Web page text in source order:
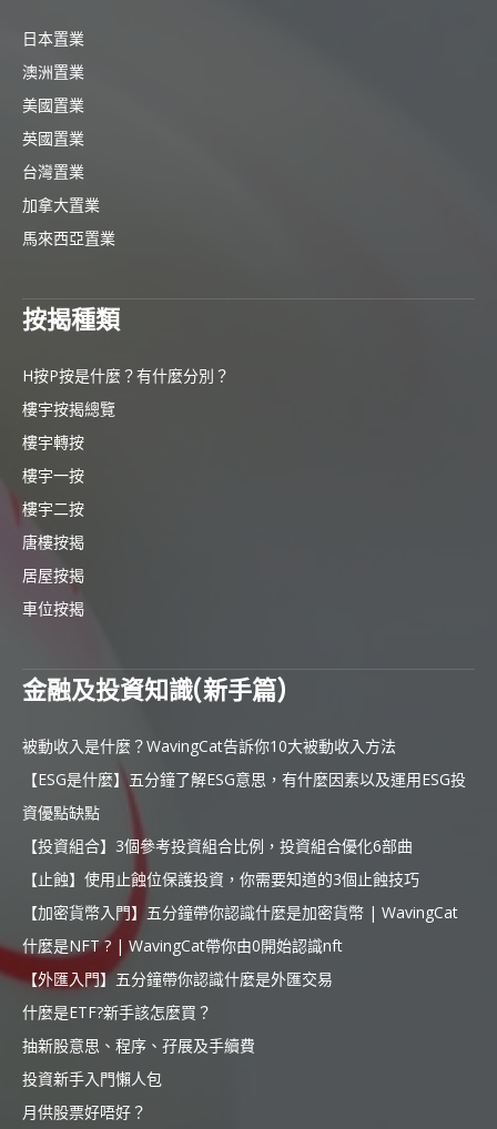
日本置業
澳洲置業
美國置業
英國置業
台灣置業
加拿大置業
馬來西亞置業
按揭種類
H按P按是什麼？有什麼分別？
樓宇按揭總覽
樓宇轉按
樓宇一按
樓宇二按
唐樓按揭
居屋按揭
車位按揭
金融及投資知識(新手篇)
被動收入是什麼？WavingCat告訴你10大被動收入方法
【ESG是什麼】五分鐘了解ESG意思，有什麼因素以及運用ESG投
資優點缺點
【投資組合】3個參考投資組合比例，投資組合優化6部曲
【止蝕】使用止蝕位保護投資，你需要知道的3個止蝕技巧
【加密貨幣入門】五分鐘帶你認識什麼是加密貨幣 | WavingCat
什麼是NFT ? | WavingCat帶你由0開始認識nft
【外匯入門】五分鐘帶你認識什麼是外匯交易
什麼是ETF?新手該怎麼買？
抽新股意思、程序、孖展及手續費
投資新手入門懶人包
月供股票好唔好？